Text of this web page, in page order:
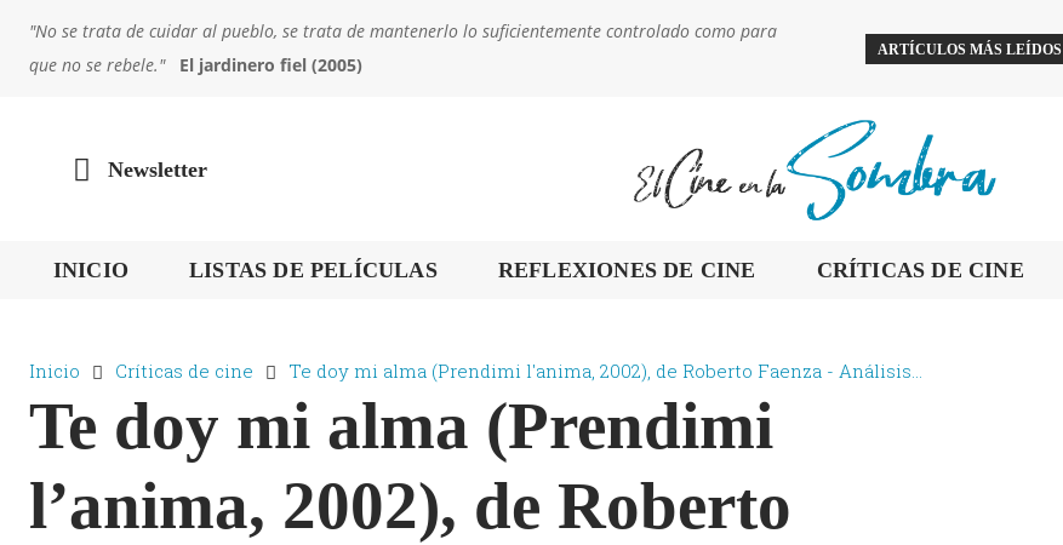
"No se trata de cuidar al pueblo, se trata de mantenerlo lo suficientemente controlado como para
que no se rebele."
El jardinero fiel (2005)
ARTÍCULOS MÁS LEÍDOS
Newsletter
INICIO LISTAS DE PELÍCULAS REFLEXIONES DE CINE CRÍTICAS DE CINE
Inicio Críticas de cine Te doy mi alma (Prendimi l'anima, 2002), de Roberto Faenza - Análisis...
Te doy mi alma (Prendimi
l’anima, 2002), de Roberto